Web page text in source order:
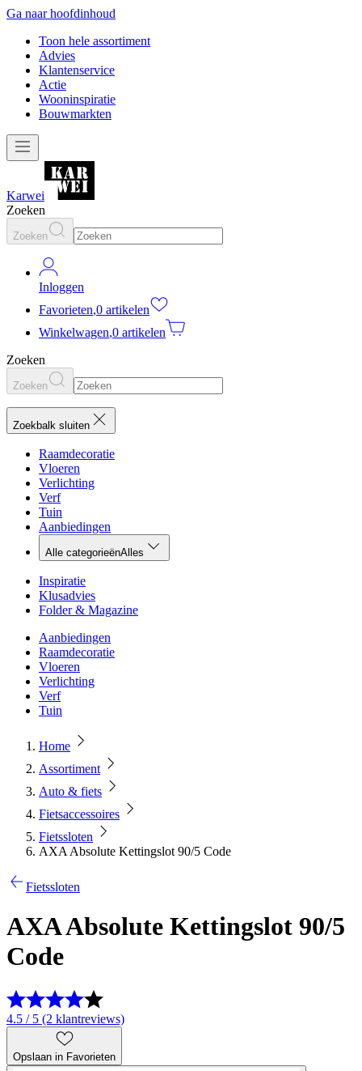
Ga naar hoofdinhoud
Toon hele assortiment
Advies
Klantenservice
Actie
Wooninspiratie
Bouwmarkten
Karwei
Zoeken
Zoeken
Inloggen
Favorieten,0 artikelen
Winkelwagen,0 artikelen
Zoeken
Zoeken
Zoekbalk sluiten
Raamdecoratie
Vloeren
Verlichting
Verf
Tuin
Aanbiedingen
Alle categorieënAlles
Inspiratie
Klusadvies
Folder & Magazine
Aanbiedingen
Raamdecoratie
Vloeren
Verlichting
Verf
Tuin
Home
Assortiment
Auto & fiets
Fietsaccessoires
Fietssloten
AXA Absolute Kettingslot 90/5 Code
Fietssloten
AXA Absolute Kettingslot 90/5
Code
4.5 / 5 (2 klantreviews)
Opslaan in Favorieten